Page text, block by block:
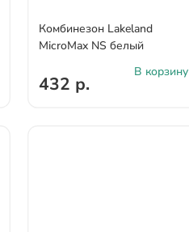
Комбинезон Lakeland
MicroMax NS белый
432 р.
В корзину